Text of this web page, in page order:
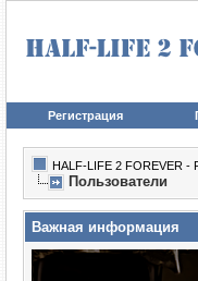
Регистрация
HALF-LIFE 2 FOREVER -
Пользователи
Важная информация